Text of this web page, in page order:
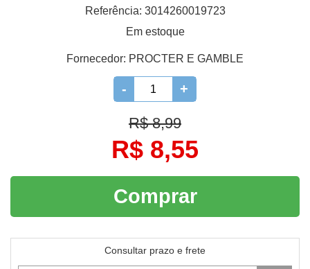
Referência: 3014260019723
Em estoque
Fornecedor: PROCTER E GAMBLE
- +
R$ 8,99
R$ 8,55
Comprar
Consultar prazo e frete